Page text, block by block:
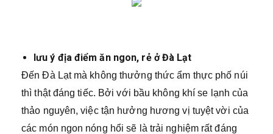
lưu ý địa điểm ăn ngon, rẻ ở Đà Lạt
Đến Đà Lạt mà không thưởng thức ẩm thực phố núi
thì thật đáng tiếc. Bởi với bầu không khí se lạnh của
thảo nguyên, việc tận hưởng hương vị tuyệt vời của
các món ngon nóng hổi sẽ là trải nghiệm rất đáng